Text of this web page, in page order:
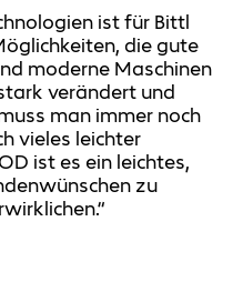
ist für Bittl
die gute
moderne Maschinen
verändert und
man immer noch
vieles leichter
ist es ein leichtes,
zu